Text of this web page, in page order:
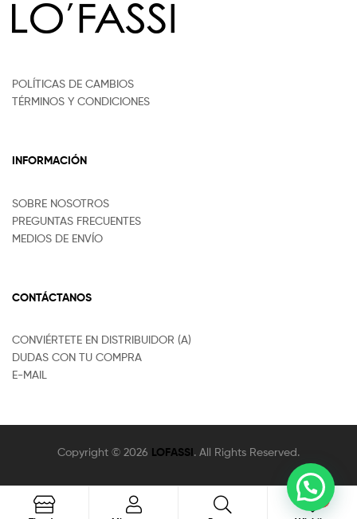
POLÍTICAS DE CAMBIOS
TÉRMINOS Y CONDICIONES
INFORMACIÓN
SOBRE NOSOTROS
PREGUNTAS FRECUENTES
MEDIOS DE ENVÍO
CONTÁCTANOS
CONVIÉRTETE EN DISTRIBUIDOR (A)
DUDAS CON TU COMPRA
E-MAIL
Copyright © 2026 LOFASSI. All Rights Reserved.
0